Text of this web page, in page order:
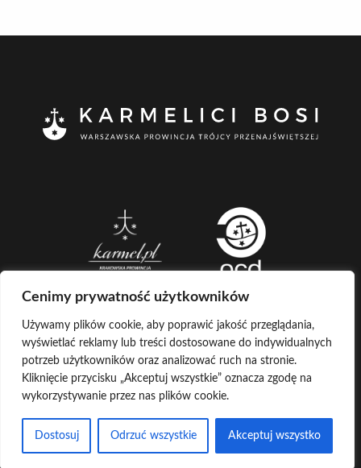
Cenimy prywatność użytkowników
Używamy plików cookie, aby poprawić jakość przeglądania,
wyświetlać reklamy lub treści dostosowane do indywidualnych
potrzeb użytkowników oraz analizować ruch na stronie.
Kliknięcie przycisku „Akceptuj wszystkie” oznacza zgodę na
wykorzystywanie przez nas plików cookie.
Dostosuj Odrzuć wszystkie Akceptuj wszystko
CREATED BY
COPYRIGHT © KARMELICI BOSI LOG IN
KONTAKT Z ADMINISTRATOREM POCZTA